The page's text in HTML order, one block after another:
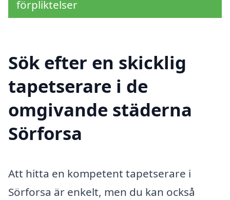
förpliktelser
Sök efter en skicklig
tapetserare i de
omgivande städerna
Sörforsa
Att hitta en kompetent tapetserare i
Sörforsa är enkelt, men du kan också